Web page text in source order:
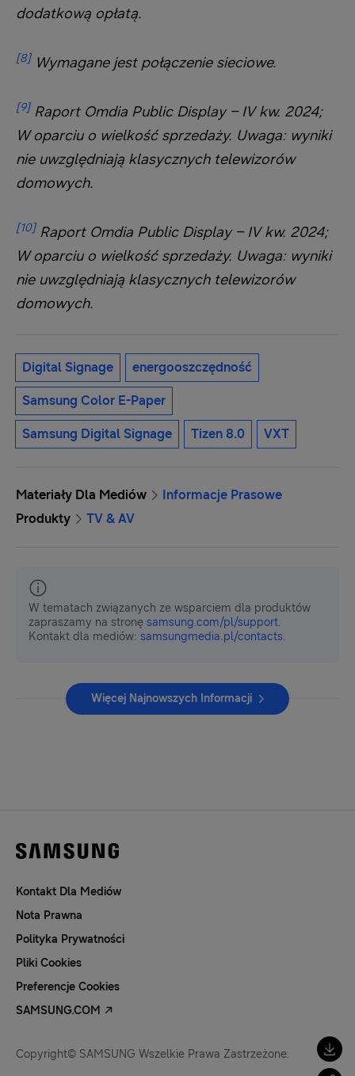
dodatkową opłatą.
[8]Wymagane jest połączenie sieciowe.
[9]Raport Omdia Public Display – IV kw. 2024;
W oparciu o wielkość sprzedaży. Uwaga: wyniki
nie uwzględniają klasycznych telewizorów
domowych.
[10]Raport Omdia Public Display – IV kw. 2024;
W oparciu o wielkość sprzedaży. Uwaga: wyniki
nie uwzględniają klasycznych telewizorów
domowych.
Digital Signage energooszczędność
Samsung Color E-Paper
Samsung Digital Signage Tizen 8.0 VXT
Materiały Dla Mediów
Informacje Prasowe
Produkty
TV & AV
W tematach związanych ze wsparciem dla produktów
zapraszamy na stronę samsung.com/pl/support.
Kontakt dla mediów: samsungmedia.pl/contacts.
Więcej Najnowszych Informacji
Kontakt Dla Mediów
Nota Prawna
Polityka Prywatności
Pliki Cookies
Preferencje Cookies
SAMSUNG.COM
Copyright© SAMSUNG Wszelkie Prawa Zastrzeżone.